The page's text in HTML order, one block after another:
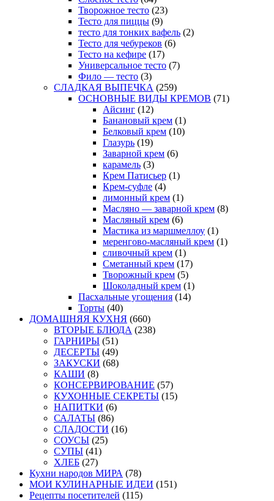
Творожное тесто (23)
Тесто для пиццы (9)
тесто для тонких вафель (2)
Тесто для чебуреков (6)
Тесто на кефире (17)
Универсальное тесто (7)
Фило — тесто (3)
СЛАДКАЯ ВЫПЕЧКА (259)
ОСНОВНЫЕ ВИДЫ КРЕМОВ (71)
Айсинг (12)
Банановый крем (1)
Белковый крем (10)
Глазурь (19)
Заварной крем (6)
карамель (3)
Крем Патисьер (1)
Крем-суфле (4)
лимонный крем (1)
Масляно — заварной крем (8)
Масляный крем (6)
Мастика из маршмеллоу (1)
меренгово-масляный крем (1)
сливочный крем (1)
Сметанный крем (17)
Творожный крем (5)
Шоколадный крем (1)
Пасхальные угощения (14)
Торты (40)
ДОМАШНЯЯ КУХНЯ (660)
ВТОРЫЕ БЛЮДА (238)
ГАРНИРЫ (51)
ДЕСЕРТЫ (49)
ЗАКУСКИ (68)
КАШИ (8)
КОНСЕРВИРОВАНИЕ (57)
КУХОННЫЕ СЕКРЕТЫ (15)
НАПИТКИ (6)
САЛАТЫ (86)
СЛАДОСТИ (16)
СОУСЫ (25)
СУПЫ (41)
ХЛЕБ (27)
Кухни народов МИРА (78)
МОИ КУЛИНАРНЫЕ ИДЕИ (151)
Рецепты посетителей (115)